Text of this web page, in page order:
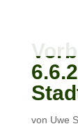
von Uwe